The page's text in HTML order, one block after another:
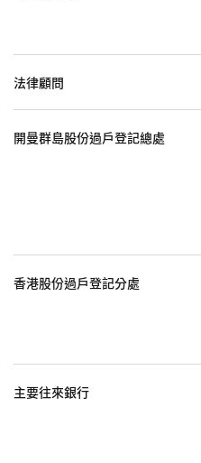
法律顧問
開曼群島股份過戶登記總處
香港股份過戶登記分處
主要往來銀行